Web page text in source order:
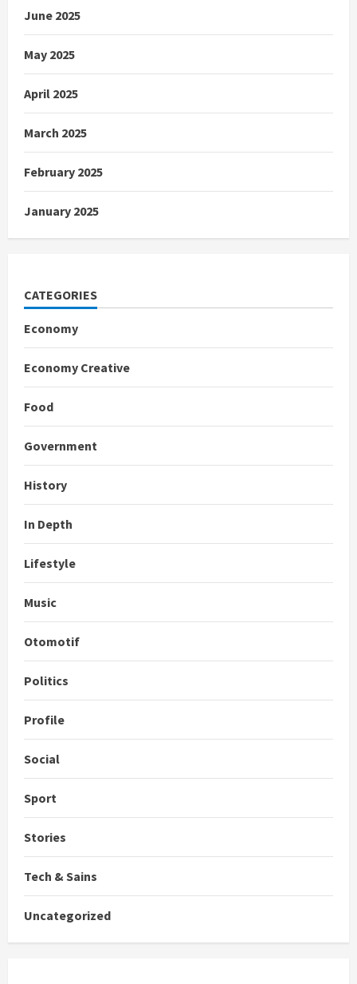
June 2025
May 2025
April 2025
March 2025
February 2025
January 2025
CATEGORIES
Economy
Economy Creative
Food
Government
History
In Depth
Lifestyle
Music
Otomotif
Politics
Profile
Social
Sport
Stories
Tech & Sains
Uncategorized